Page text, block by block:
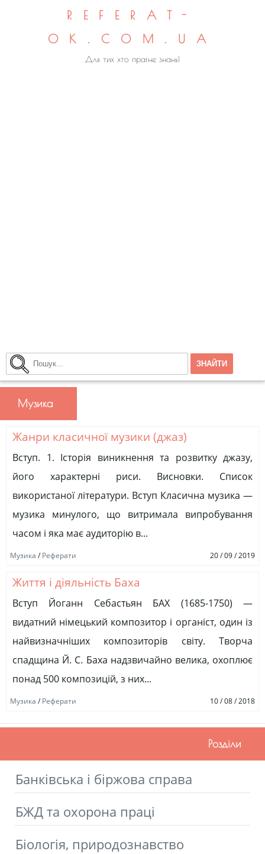
REFERAT-
OK.COM.UA
Для тих хто прагне знань!
Музика
Жанри класичної музики (джаз)
Вступ. 1. Історія виникнення та розвитку джазу,
його характерні риси. Висновки. Список
використаної літератури. Вступ Класична музика —
музика минулого, що витримала випробування
часом і яка має аудиторію в...
Музика /Реферати 20 / 09 / 2019
Життя і діяльність Баха
Вступ Йоганн Себастьян БАХ (1685-1750) —
видатний німецький композитор і органіст, один із
найвизначніших композиторів світу. Творча
спадщина Й. С. Баха надзвичайно велика, охоплює
понад 500 композицій, з них...
Музика /Реферати 10 / 08 / 2018
Розділи
Банківська і біржова справа
БЖД та охорона праці
Біологія, природознавство